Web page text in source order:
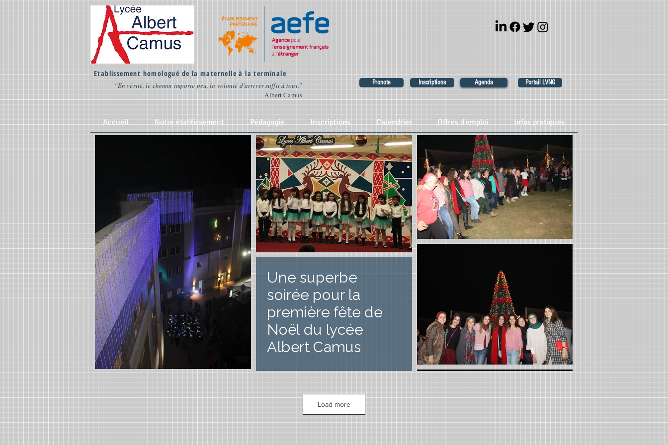
Agenda
Etablissement homologué de la maternelle à la terminale
“En vérité, le chemin importe peu, la volonté d'arriver suffit à tout.”
Albert Camus
Inscriptions Portail LVNG
Pronote
Accueil Notre établissement Pédagogie Inscriptions Calendrier Offres d'emploi Infos pratiques
Une superbe
soirée pour la
première fête de
Noël du lycée
Albert Camus
Load more